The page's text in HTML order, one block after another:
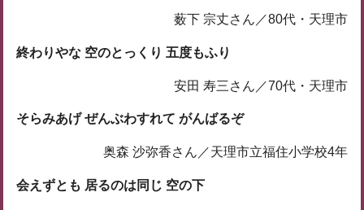
薮下 宗丈さん／80代・天理市
終わりやな 空のとっくり 五度もふり
安田 寿三さん／70代・天理市
そらみあげ ぜんぶわすれて がんばるぞ
奥森 沙弥香さん／天理市立福住小学校4年
会えずとも 居るのは同じ 空の下